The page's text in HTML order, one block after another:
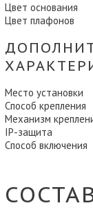
Цвет основания
Цвет плафонов
Место установки
Способ крепления
Механизм
IP-защита
Способ включения